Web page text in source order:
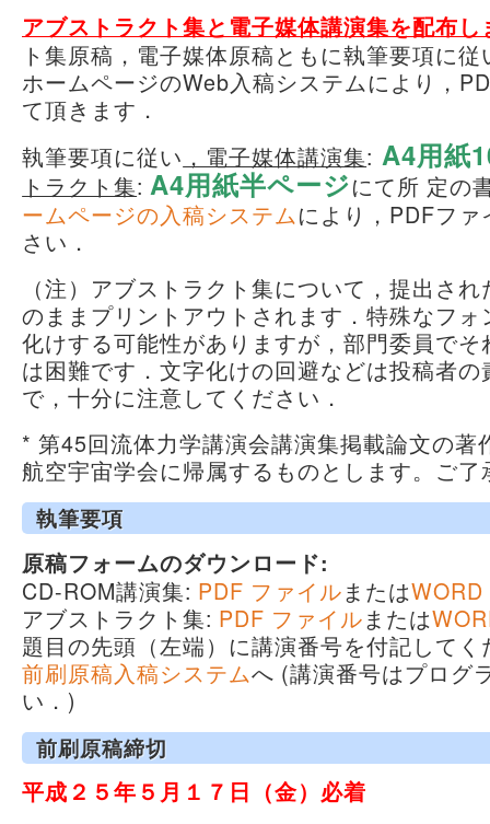
アブストラクト集と電子媒体講演集を配布し
ト集原稿，電子媒体原稿ともに執筆要項に
ホームページのWeb入稿システムにより，
て頂きます．
執筆要項に従い ，電子媒体講演集: A4用紙
トラクト集:A4用紙半ページにて所 定の
ームページの入稿システムにより，PDFフ
さい．
（注）アブストラクト集について，提出さ
のままプリントアウトされます．特殊なフ
化けする可能性がありますが，部門委員で
は困難です．文字化けの回避などは投稿者
で，十分に注意してください．
* 第45回流体力学講演会講演集掲載論文の著
航空宇宙学会に帰属するものとします。ご
執筆要項
原稿フォームのダウンロード:
CD-ROM講演集: PDF ファイルまたは
アブストラクト集: PDF ファイルまたは
題目の先頭（左端）に講演番号を付記してく
前刷原稿入稿システムへ (講演番号はプログ
い．)
前刷原稿締切
平成２５年５月１７日（金）必着